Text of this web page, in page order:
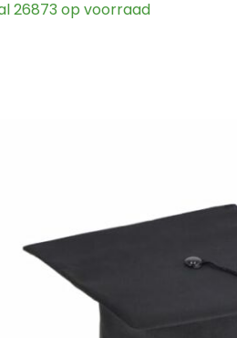
26873 op voorraad